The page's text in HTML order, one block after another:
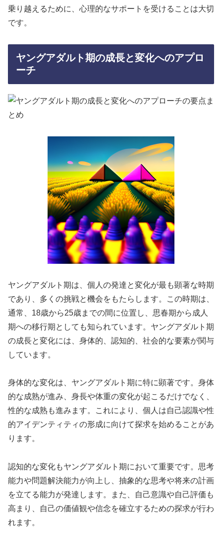
乗り越えるために、心理的なサポートを受けることは大切
です。
ヤングアダルト期の成長と変化へのアプロ
ーチ
ヤングアダルト期は、個人の発達と変化が最も顕著な時期
であり、多くの挑戦と機会をもたらします。この時期は、
通常、18歳から25歳までの間に位置し、思春期から成人
期への移行期としても知られています。ヤングアダルト期
の成長と変化には、身体的、認知的、社会的な要素が関与
しています。
身体的な変化は、ヤングアダルト期に特に顕著です。身体
的な成熟が進み、身長や体重の変化が起こるだけでなく、
性的な成熟も進みます。これにより、個人は自己認識や性
的アイデンティティの形成に向けて探求を始めることがあ
ります。
認知的な変化もヤングアダルト期において重要です。思考
能力や問題解決能力が向上し、抽象的な思考や将来の計画
を立てる能力が発達します。また、自己意識や自己評価も
高まり、自己の価値観や信念を確立するための探求が行わ
れます。